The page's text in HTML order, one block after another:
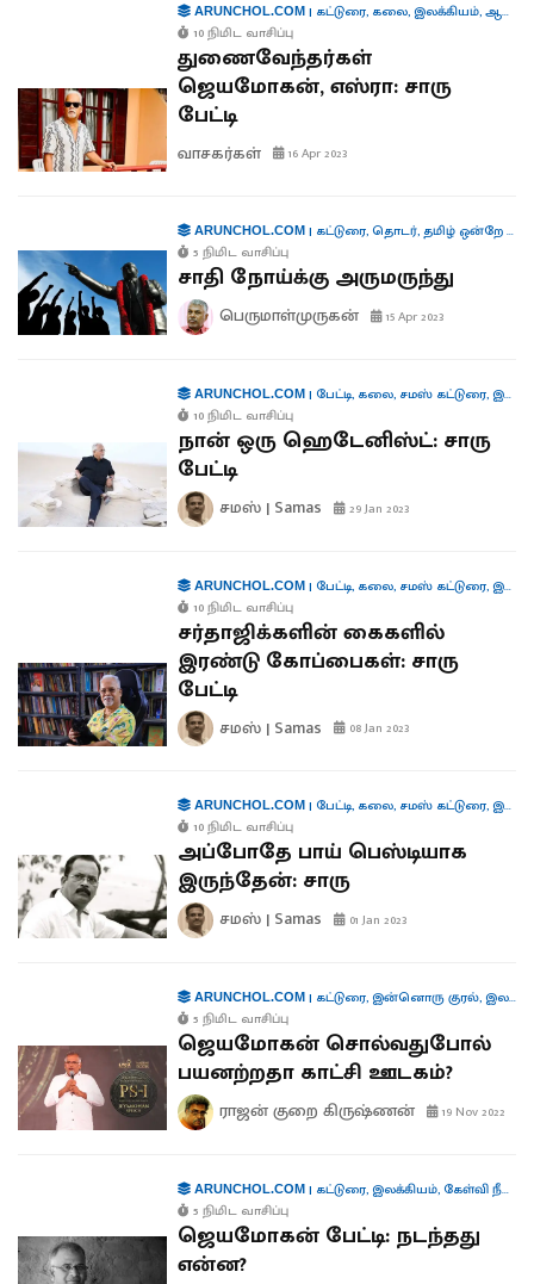
ARUNCHOL.COM| கட்டுரை, கலை, இலக்கியம்,ஆளுமைகள்
10 நிமிட வாசிப்பு
துணைவேந்தர்கள்
ஜெயமோகன், எஸ்ரா: சாரு
பேட்டி
வாசகர்கள் 16 Apr 2023
ARUNCHOL.COM| கட்டுரை,தொடர்,தமிழ் ஒன்றே போதும்
5 நிமிட வாசிப்பு
சாதி நோய்க்கு அருமருந்து
பெருமாள்முருகன் 15 Apr 2023
ARUNCHOL.COM| பேட்டி, கலை, சமஸ் கட்டுரை, இலக்கியம்
10 நிமிட வாசிப்பு
நான் ஒரு ஹெடேனிஸ்ட்: சாரு
பேட்டி
சமஸ் | Samas 29 Jan 2023
ARUNCHOL.COM| பேட்டி, கலை, சமஸ் கட்டுரை, இலக்கியம்
10 நிமிட வாசிப்பு
சர்தாஜிக்களின் கைகளில்
இரண்டு கோப்பைகள்: சாரு
பேட்டி
சமஸ் | Samas 08 Jan 2023
ARUNCHOL.COM| பேட்டி, கலை, சமஸ் கட்டுரை, இலக்கியம்
10 நிமிட வாசிப்பு
அப்போதே பாய் பெஸ்டியாக
இருந்தேன்: சாரு
சமஸ் | Samas 01 Jan 2023
ARUNCHOL.COM| கட்டுரை, இன்னொரு குரல், இலக்கியம்
5 நிமிட வாசிப்பு
ஜெயமோகன் சொல்வதுபோல்
பயனற்றதா காட்சி ஊடகம்?
ராஜன் குறை கிருஷ்ணன் 19 Nov 2022
ARUNCHOL.COM| கட்டுரை, இலக்கியம், கேள்வி நீங்கள் பதில் சமஸ்
5 நிமிட வாசிப்பு
ஜெயமோகன் பேட்டி: நடந்தது
என்ன?